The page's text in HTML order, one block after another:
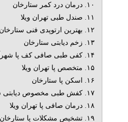
۱۰. درمان درد کمر ستارخان
۱۱. صندل طبی تهران ویلا
۱۲. بهترین ارتوپدی فنی ستارخان
۱۳. زخم دیابتی ستارخان
۱۴. کفی طبی صافی کف پا شهرآرا
۱۵. متخصص پا تهران ویلا
۱۶. اسکن پا ستارخان
۱۷. کفش طبی مخصوص دیابتی ستارخان
۱۸. درمان صافی پا تهران ویلا
۱۹. تشخیص مشکلات پا ستارخان